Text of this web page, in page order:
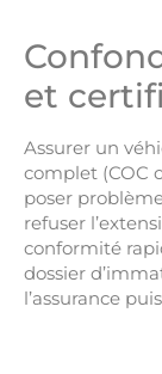
et
Assurer un
complet (COC
poser
refuser
conformité
dossier
l’assurance